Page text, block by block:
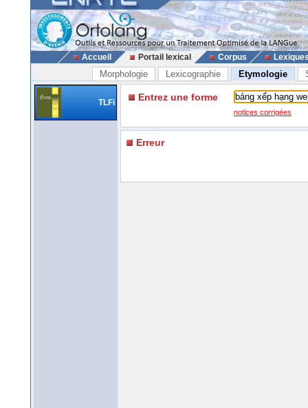
Accueil Portail lexical Corpus
Morphologie Lexicographie Etymologie
TLFi Entrez une forme
notices corrigées
Erreur